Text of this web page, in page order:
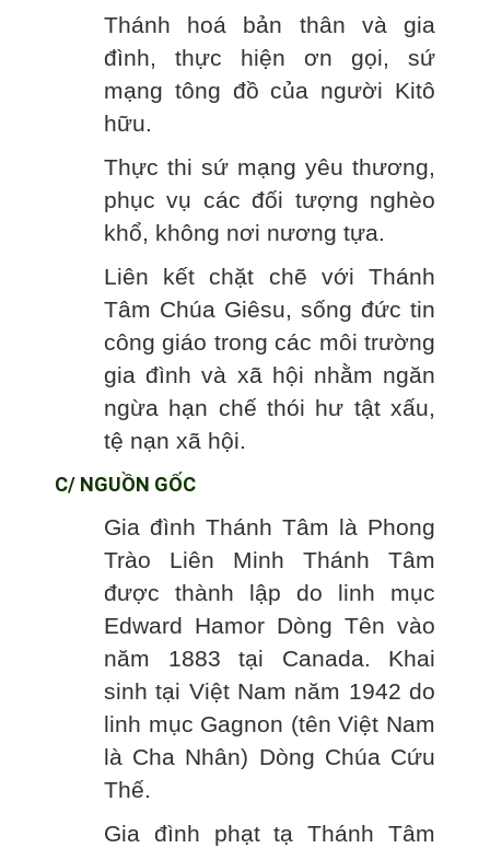
Thánh hoá bản thân và gia
đình, thực hiện ơn gọi, sứ
mạng tông đồ của người Kitô
hữu.
Thực thi sứ mạng yêu thương,
phục vụ các đối tượng nghèo
khổ, không nơi nương tựa.
Liên kết chặt chẽ với Thánh
Tâm Chúa Giêsu, sống đức tin
công giáo trong các môi trường
gia đình và xã hội nhằm ngăn
ngừa hạn chế thói hư tật xấu,
tệ nạn xã hội.
C/ NGUỒN GỐC
Gia đình Thánh Tâm là Phong
Trào Liên Minh Thánh Tâm
được thành lập do linh mục
Edward Hamor Dòng Tên vào
năm 1883 tại Canada. Khai
sinh tại Việt Nam năm 1942 do
linh mục Gagnon (tên Việt Nam
là Cha Nhân) Dòng Chúa Cứu
Thế.
Gia đình phạt tạ Thánh Tâm